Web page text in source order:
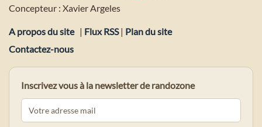
Concepteur : Xavier Argeles
A propos du site | Flux RSS| Plan du site
Contactez-nous
Inscrivez vous à la newsletter de randozone